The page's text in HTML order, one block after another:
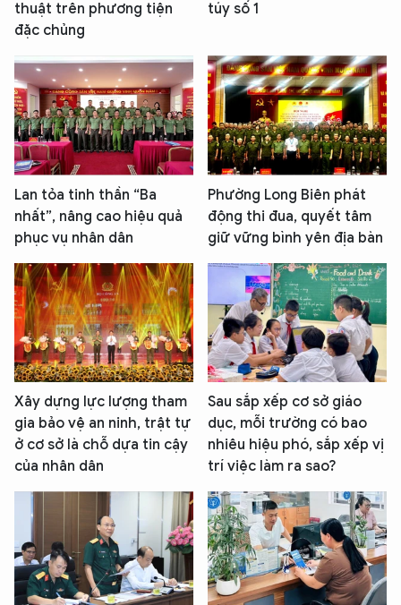
thuật trên phương tiện
đặc chủng
túy số 1
Lan tỏa tinh thần “Ba
nhất”, nâng cao hiệu quả
phục vụ nhân dân
Phường Long Biên phát
động thi đua, quyết tâm
giữ vững bình yên địa bàn
Xây dựng lực lượng tham
gia bảo vệ an ninh, trật tự
ở cơ sở là chỗ dựa tin cậy
của nhân dân
Sau sắp xếp cơ sở giáo
dục, mỗi trường có bao
nhiêu hiệu phó, sắp xếp vị
trí việc làm ra sao?
XIN CHÀO,
TÔI LÀ CHATBOT CỦA
Hãy hỏi tôi bất kỳ điều gì bạn cần biết về
An Ninh Thủ Đô nhé. Tôi sẵn sàng hỗ trợ!